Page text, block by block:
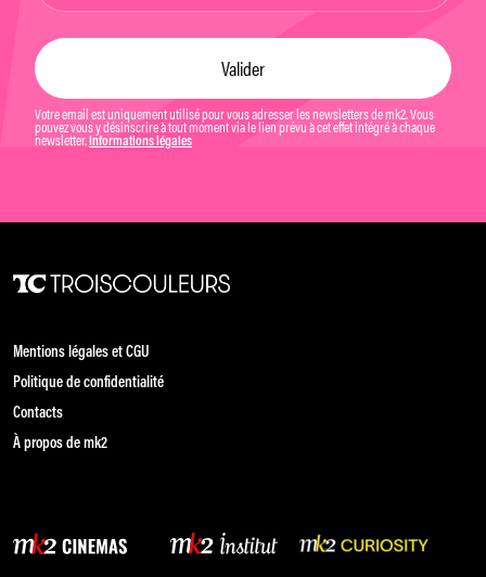
Votre email est uniquement utilisé pour vous adresser les newsletters de mk2. Vous
pouvez vous y désinscrire à tout moment via le lien prévu à cet effet intégré à chaque
newsletter. Informations légales
Mentions légales et CGU
Politique de confidentialité
Contacts
À propos de mk2